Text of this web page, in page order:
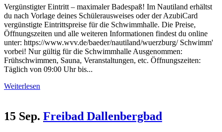
Vergünstigter Eintritt – maximaler Badespaß! Im Nautiland erhältst
du nach Vorlage deines Schülerausweises oder der AzubiCard
vergünstigte Eintrittspreise für die Schwimmhalle. Die Preise,
Öffnungszeiten und alle weiteren Informationen findest du online
unter: https://www.wvv.de/baeder/nautiland/wuerzburg/ Schwimm'
vorbei! Nur gültig für die Schwimmhalle Ausgenommen:
Frühschwimmen, Sauna, Veranstaltungen, etc. Öffnungszeiten:
Täglich von 09:00 Uhr bis...
Weiterlesen
15 Sep. Freibad Dallenbergbad